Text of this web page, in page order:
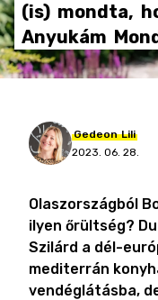
(is) mondta,
Anyukám
Gedeon Lili
2023. 06. 28.
Olaszországból
ilyen őrültség?
Szilárd a dél-
mediterrán
vendéglátásba,